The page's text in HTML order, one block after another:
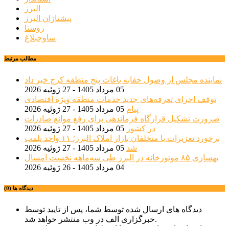
البرز
پیشتازان البرز
روستا
ساوجبلاغ
مطالب مرتبط
نماینده مجلس از وصول حقابه باغات پنج منطقه کرج خبر داد
05 مرداد 1405 - 27 ژوئیه 2026
توقف اجرای تعرفه‌های جدید خدمات منطقه ویژه اقتصادی
پیام 05 مرداد 1405 - 27 ژوئیه 2026
ضرورت تشکیل قرارگاه فرماندهی برای رفع موانع صادرات
در کشور 05 مرداد 1405 - 27 ژوئیه 2026
برخورد تعزیرات با متخلفان بازار املاک البرز؛ ۱۱ واحد پلمب
شد 05 مرداد 1405 - 27 ژوئیه 2026
بهسازی ۸۵ موتورخانه در البرز طی سه‌ماهه نخست امسال
04 مرداد 1405 - 26 ژوئیه 2026
دیدگاه ها (0)
دیدگاه های ارسال شده توسط شما، پس از تایید توسط
خبرگزاری الف در وب منتشر خواهد شد.